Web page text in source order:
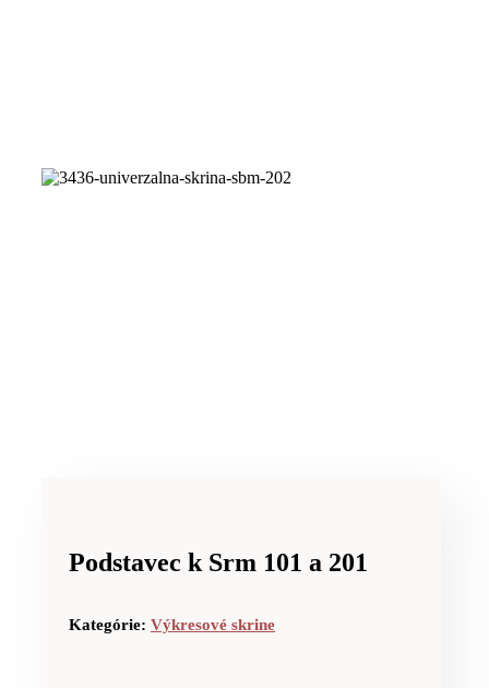
Podstavec k Srm 101 a 201
Kategórie: Výkresové skrine